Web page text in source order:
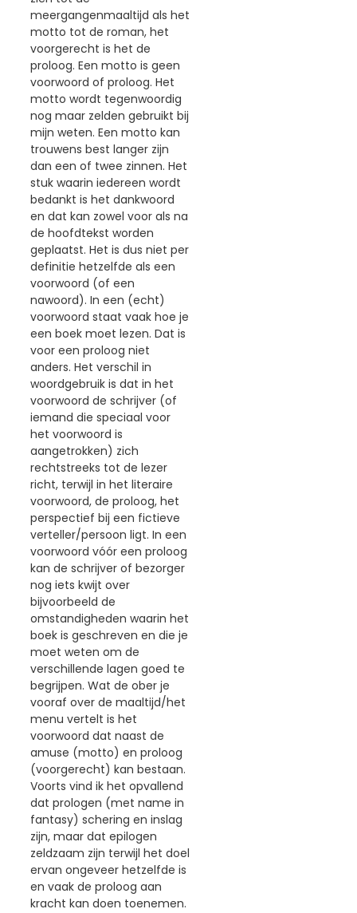
meergangenmaaltijd als het
motto tot de roman, het
voorgerecht is het de
proloog. Een motto is geen
voorwoord of proloog. Het
motto wordt tegenwoordig
nog maar zelden gebruikt bij
mijn weten. Een motto kan
trouwens best langer zijn
dan een of twee zinnen. Het
stuk waarin iedereen wordt
bedankt is het dankwoord
en dat kan zowel voor als na
de hoofdtekst worden
geplaatst. Het is dus niet per
definitie hetzelfde als een
voorwoord (of een
nawoord). In een (echt)
voorwoord staat vaak hoe je
een boek moet lezen. Dat is
voor een proloog niet
anders. Het verschil in
woordgebruik is dat in het
voorwoord de schrijver (of
iemand die speciaal voor
het voorwoord is
aangetrokken) zich
rechtstreeks tot de lezer
richt, terwijl in het literaire
voorwoord, de proloog, het
perspectief bij een fictieve
verteller/persoon ligt. In een
voorwoord vóór een proloog
kan de schrijver of bezorger
nog iets kwijt over
bijvoorbeeld de
omstandigheden waarin het
boek is geschreven en die je
moet weten om de
verschillende lagen goed te
begrijpen. Wat de ober je
vooraf over de maaltijd/het
menu vertelt is het
voorwoord dat naast de
amuse (motto) en proloog
(voorgerecht) kan bestaan.
Voorts vind ik het opvallend
dat prologen (met name in
fantasy) schering en inslag
zijn, maar dat epilogen
zeldzaam zijn terwijl het doel
ervan ongeveer hetzelfde is
en vaak de proloog aan
kracht kan doen toenemen.